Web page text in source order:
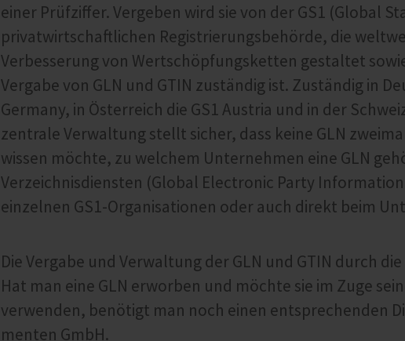
einer Prüfziffer. Vergeben wird sie von der GS1 (Global
privatwirtschaftlichen Registrierungsbehörde, die
Verbesserung von Wertschöpfungsketten gestaltet
Vergabe von GLN und GTIN zuständig ist. Zuständig in
Germany, in Österreich die GS1 Austria und in der
zentrale Verwaltung stellt sicher, dass keine GLN
wissen möchte, zu welchem Unternehmen eine GLN
Verzeichnisdiensten (Global Electronic Party Information
einzelnen GS1-Organisationen oder auch direkt beim
Die Vergabe und Verwaltung der GLN und GTIN durch
Hat man eine GLN erworben und möchte sie im Zuge
verwenden, benötigt man noch einen entsprechenden
menten GmbH.